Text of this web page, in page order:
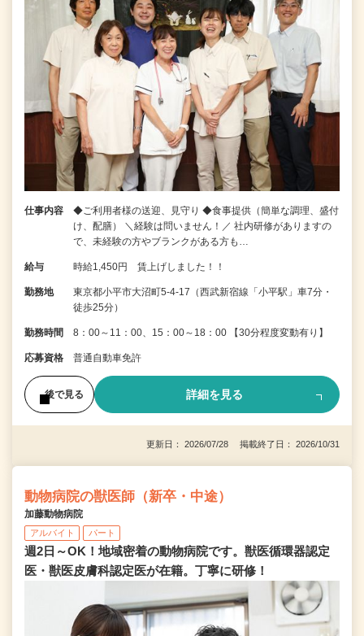
仕事内容
◆ご利用者様の送迎、見守り ◆食事提供（簡単な調理、盛付
け、配膳） ＼経験は問いません！／ 社内研修がありますの
で、未経験の方やブランクがある方も…
給与 時給1,450円 賃上げしました！！
勤務地
東京都小平市大沼町5-4-17（西武新宿線「小平駅」車7分・
徒歩25分）
勤務時間 8：00～11：00、15：00～18：00 【30分程度変動有り】
応募資格 普通自動車免許
後で見る 詳細を見る
更新日： 2026/07/28 掲載終了日： 2026/10/31
動物病院の獣医師（新卒・中途）
加藤動物病院
アルバイト パート
週2日～OK！地域密着の動物病院です。獣医循環器認定
医・獣医皮膚科認定医が在籍。丁寧に研修！